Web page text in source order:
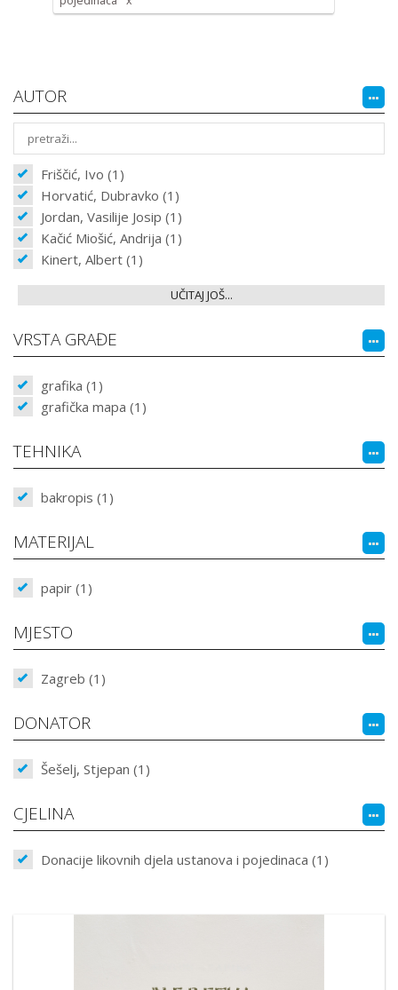
AUTOR
Friščić, Ivo (1)
Horvatić, Dubravko (1)
Jordan, Vasilije Josip (1)
Kačić Miošić, Andrija (1)
Kinert, Albert (1)
UČITAJ JOŠ...
VRSTA GRAĐE
grafika (1)
grafička mapa (1)
TEHNIKA
bakropis (1)
MATERIJAL
papir (1)
MJESTO
Zagreb (1)
DONATOR
Šešelj, Stjepan (1)
CJELINA
Donacije likovnih djela ustanova i pojedinaca (1)